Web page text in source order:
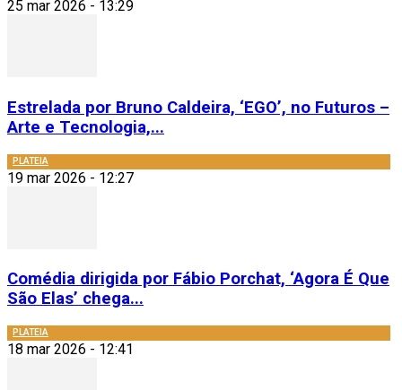
25 mar 2026 - 13:29
Estrelada por Bruno Caldeira, ‘EGO’, no Futuros –
Arte e Tecnologia,...
PLATEIA
19 mar 2026 - 12:27
Comédia dirigida por Fábio Porchat, ‘Agora É Que
São Elas’ chega...
PLATEIA
18 mar 2026 - 12:41